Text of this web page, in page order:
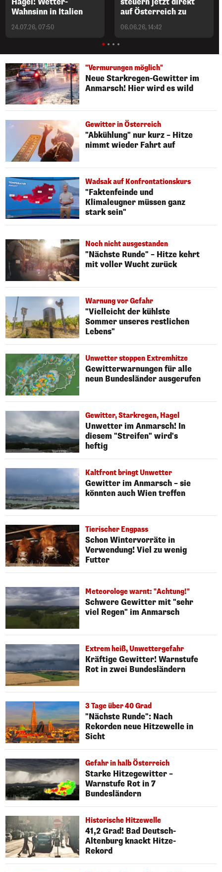
Wahnsinn in Italien
24.07.26, 07:50
auf Österreich zu
06.06.26, 14:42
"Vermurungen möglich"
Neue Starkregen-Gewitter im
Anmarsch! Hier wird es wild
Gewitter in Österreich
"Abkühlung" nur kurz – Hitze
nimmt wieder Fahrt auf
Wadsak auf Konfrontationskurs
"Faktenfeinde und
Klimaleugner müssen ganz
stark sein"
Noch nicht ausgestanden
"Nächste Runde" – Hitze kehrt
mit voller Wucht zurück
Warnung vor Gefahr
"Vielleicht der kühlste
Sommer unseres restlichen
Lebens"
Unwetter stoppen Extremhitze
Gewitterwarnungen für alle
neun Bundesländer ausgerufen
Gewitter, Starkregen, Hagel
Unwetter im Anmarsch! In
diesem "Streifen" wird's
heftig
Kaltfront bringt Unwetter
Gewitter im Anmarsch – sie
könnten auch Wien treffen
Tierischer Engpass
Schon Wintervorräte in
Verwendung! Viel zu wenig
Futter
Meteorologe warnt: "Achtung!"
Schwere Gewitter mit "sehr
viel Regen" im Anmarsch
Extrem heiß, Unwettergefahr
Kräftige Gewitter! Warnstufe
Rot in zwei Bundesländern
3 Tage über 40 Grad
"Nächste Runde": Nach
Rekorden neue Hitzewelle in
Sicht
Gefahr in halb Österreich
Starke Hitzegewitter –
Warnstufe Rot in 7
Bundesländern
Historische Hitzewelle
41,2 Grad! Bad Deutsch-
Altenburg knackt Hitze-
Rekord